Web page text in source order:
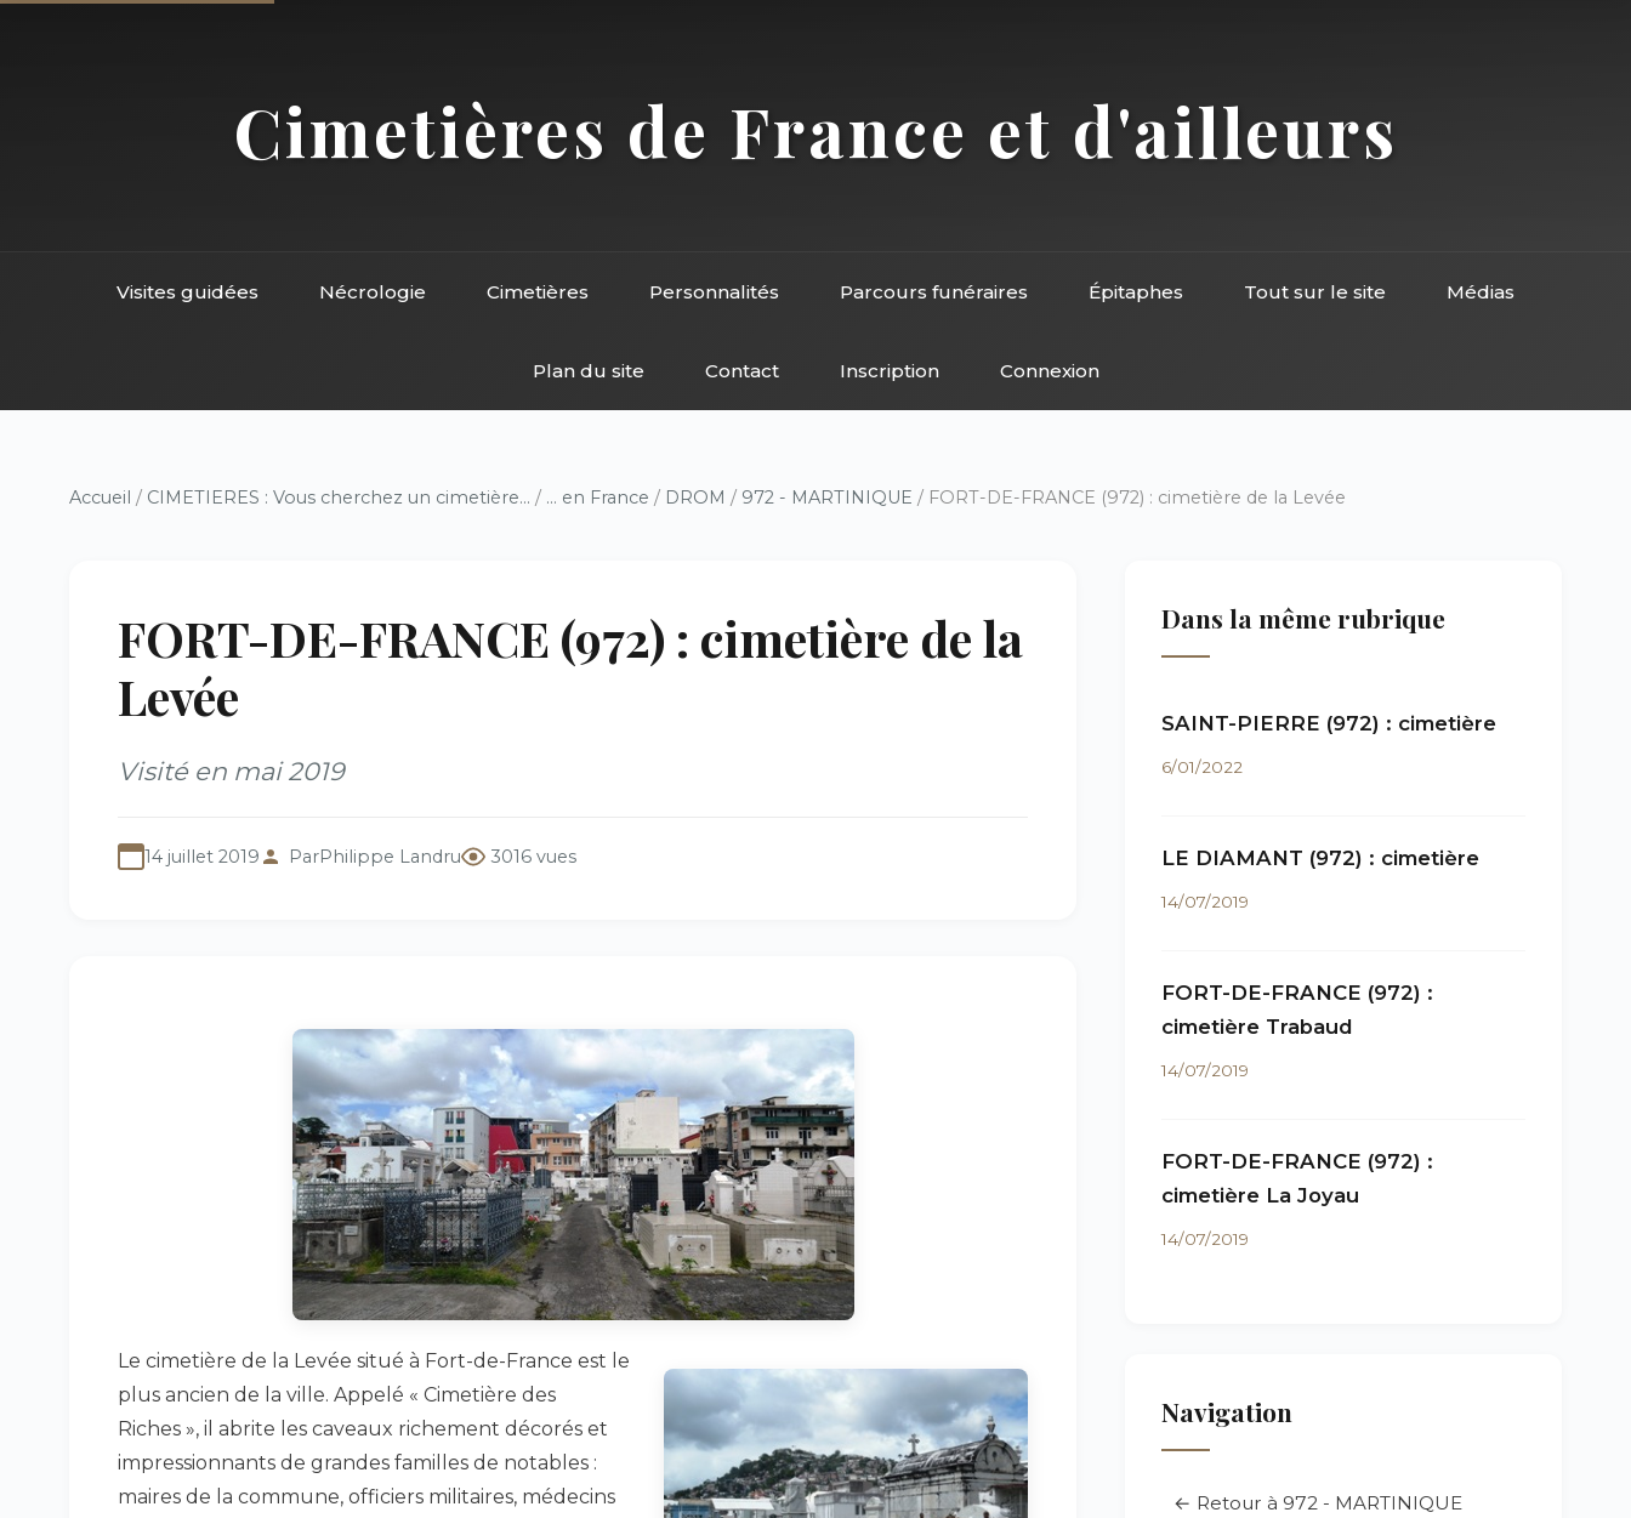
Cimetières de France et d'ailleurs
Visites guidées Nécrologie Cimetières Personnalités Parcours funéraires Épitaphes Tout sur le site Médias
Plan du site Contact Inscription Connexion
Accueil / CIMETIERES : Vous cherchez un cimetière... / ... en France / DROM / 972 - MARTINIQUE / FORT-DE-FRANCE (972) : cimetière de la Levée
FORT-DE-FRANCE (972) : cimetière de la
Levée
Visité en mai 2019
14 juillet 2019 ParPhilippe Landru 3016 vues
Le cimetière de la Levée situé à Fort-de-France est le
plus ancien de la ville. Appelé « Cimetière des
Riches », il abrite les caveaux richement décorés et
impressionnants de grandes familles de notables :
maires de la commune, officiers militaires, médecins
Dans la même rubrique
SAINT-PIERRE (972) : cimetière
6/01/2022
LE DIAMANT (972) : cimetière
14/07/2019
FORT-DE-FRANCE (972) :
cimetière Trabaud
14/07/2019
FORT-DE-FRANCE (972) :
cimetière La Joyau
14/07/2019
Navigation
← Retour à 972 - MARTINIQUE